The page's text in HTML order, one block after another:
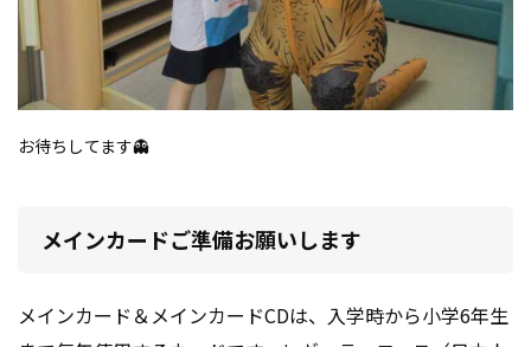
お待ちしてます👻
メインカードご準備お願いします
メインカード＆メインカードCDは、入学時から小学6年生